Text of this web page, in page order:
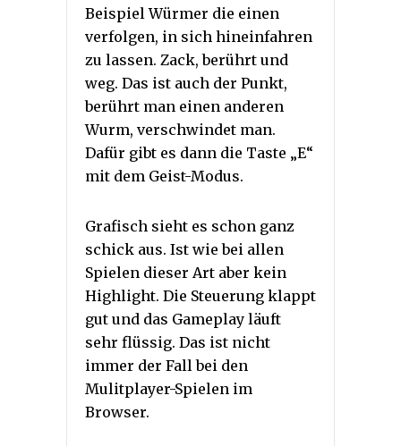
Beispiel Würmer die einen
verfolgen, in sich hineinfahren
zu lassen. Zack, berührt und
weg. Das ist auch der Punkt,
berührt man einen anderen
Wurm, verschwindet man.
Dafür gibt es dann die Taste „E“
mit dem Geist-Modus.
Grafisch sieht es schon ganz
schick aus. Ist wie bei allen
Spielen dieser Art aber kein
Highlight. Die Steuerung klappt
gut und das Gameplay läuft
sehr flüssig. Das ist nicht
immer der Fall bei den
Mulitplayer-Spielen im
Browser.